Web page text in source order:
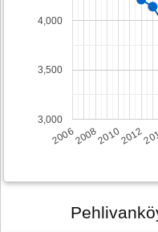
2006200820102012
3,000
3,500
4,000